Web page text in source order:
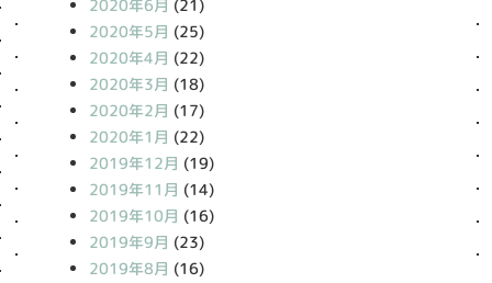
2020年6月 (21)
2020年5月 (25)
2020年4月 (22)
2020年3月 (18)
2020年2月 (17)
2020年1月 (22)
2019年12月 (19)
2019年11月 (14)
2019年10月 (16)
2019年9月 (23)
2019年8月 (16)